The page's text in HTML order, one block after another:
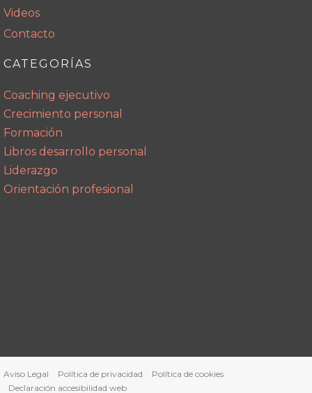
Videos
Contacto
CATEGORÍAS
Coaching ejecutivo
Crecimiento personal
Formación
Libros desarrollo personal
Liderazgo
Orientación profesional
Aviso Legal Política de privacidad
Política de cookies
Declaración accesibilidad web